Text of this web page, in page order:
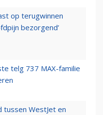
op terugwinnen
bezorgend’
telg 737 MAX-familie
tussen WestJet en